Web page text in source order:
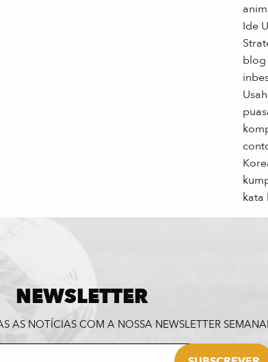
Ide
blog
kata
NEWSLETTER
AS NOTÍCIAS COM A NOSSA NEWSLETTER